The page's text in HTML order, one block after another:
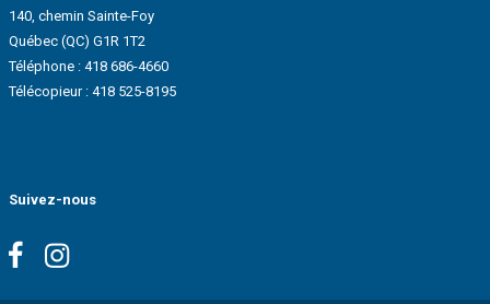
140, chemin Sainte-Foy
Québec (QC) G1R 1T2
Téléphone : 418 686-4660
Télécopieur : 418 525-8195
Suivez-nous
FacebookInstagram